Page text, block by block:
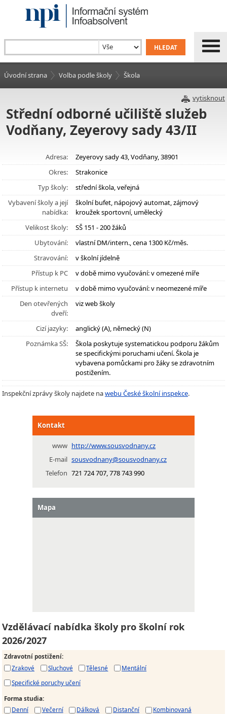
Úvodní strana Volba podle školy Škola
vytisknout
Střední odborné učiliště služeb
Vodňany, Zeyerovy sady 43/II
Adresa:
Zeyerovy sady 43, Vodňany, 38901
Okres:
Strakonice
Typ školy:
střední škola, veřejná
Vybavení školy a její
nabídka:
školní bufet, nápojový automat, zájmový
kroužek sportovní, umělecký
Velikost školy:
SŠ 151 - 200 žáků
Ubytování:
vlastní DM/intern., cena 1300 Kč/měs.
Stravování:
v školní jídelně
Přístup k PC
v době mimo vyučování: v omezené míře
Přístup k internetu
v době mimo vyučování: v neomezené míře
Den otevřených
dveří:
viz web školy
Cizí jazyky:
anglický (A), německý (N)
Poznámka SŠ:
Škola poskytuje systematickou podporu žákům
se specifickými poruchami učení. Škola je
vybavena pomůckami pro žáky se zdravotním
postižením.
Inspekční zprávy školy najdete nawebu České školní inspekce.
Kontakt
www http://www.sousvodnany.cz
E-mail sousvodnany@sousvodnany.cz
Telefon 721 724 707, 778 743 990
Mapa
Vzdělávací nabídka školy pro školní rok
2026/2027
Zdravotní postižení:
Zrakové
Sluchové Tělesné
Mentální
Specifické poruchy učení
Forma studia:
Denní
Večerní Dálková Distanční Kombinovaná